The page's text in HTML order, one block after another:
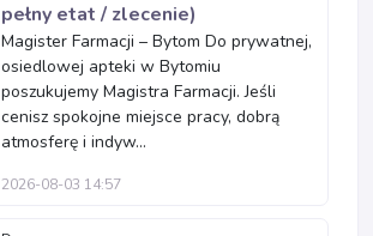
pełny etat / zlecenie)
Magister Farmacji – Bytom Do prywatnej,
osiedlowej apteki w Bytomiu
poszukujemy Magistra Farmacji. Jeśli
cenisz spokojne miejsce pracy, dobrą
atmosferę i indyw...
2026-08-03 14:57